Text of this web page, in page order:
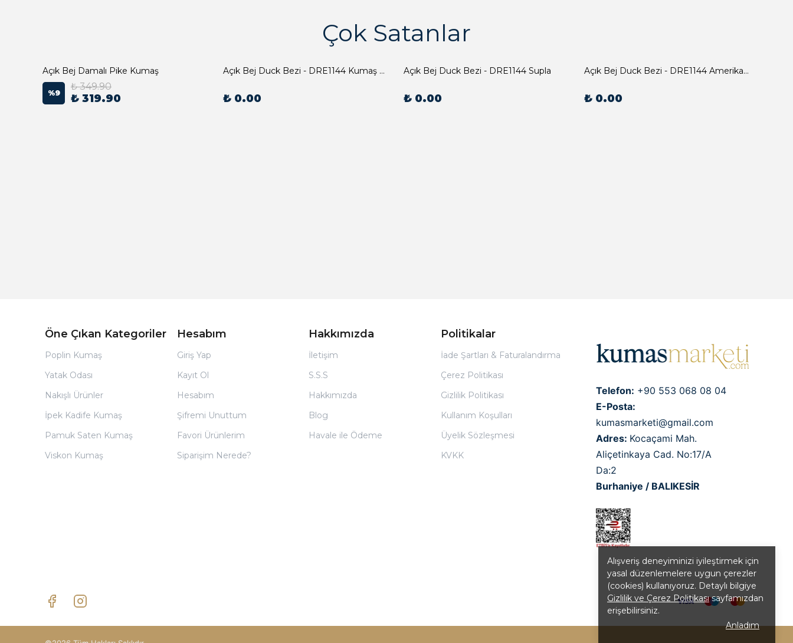
Alışveriş deneyiminizi iyileştirmek için
yasal düzenlemelere uygun çerezler
(cookies) kullanıyoruz. Detaylı bilgiye
Gizlilik ve Çerez Politikasısayfamızdan
erişebilirsiniz.
Anladım
Çok Satanlar
Açık Bej Damalı Pike Kumaş
%9
₺ 349.90
₺ 319.90
Açık Bej Duck Bezi - DRE1144 Kumaş Peçete
₺ 0.00
Açık Bej Duck Bezi - DRE1144 Supla
₺ 0.00
Açık Bej Duck Bezi - DRE1144 Amerikan Servis
₺ 0.00
Öne Çıkan Kategoriler
Poplin Kumaş
Yatak Odası
Nakışlı Ürünler
İpek Kadife Kumaş
Pamuk Saten Kumaş
Viskon Kumaş
Hesabım
Giriş Yap
Kayıt Ol
Hesabım
Şifremi Unuttum
Favori Ürünlerim
Siparişim Nerede?
Hakkımızda
İletişim
S.S.S
Hakkımızda
Blog
Havale ile Ödeme
Politikalar
İade Şartları & Faturalandırma
Çerez Politikası
Gizlilik Politikası
Kullanım Koşulları
Üyelik Sözleşmesi
KVKK
Telefon: +90 553 068 08 04
E-Posta:
kumasmarketi@gmail.com
Adres: Kocaçami Mah.
Aliçetinkaya Cad. No:17/A
Da:2
Burhaniye / BALIKESİR